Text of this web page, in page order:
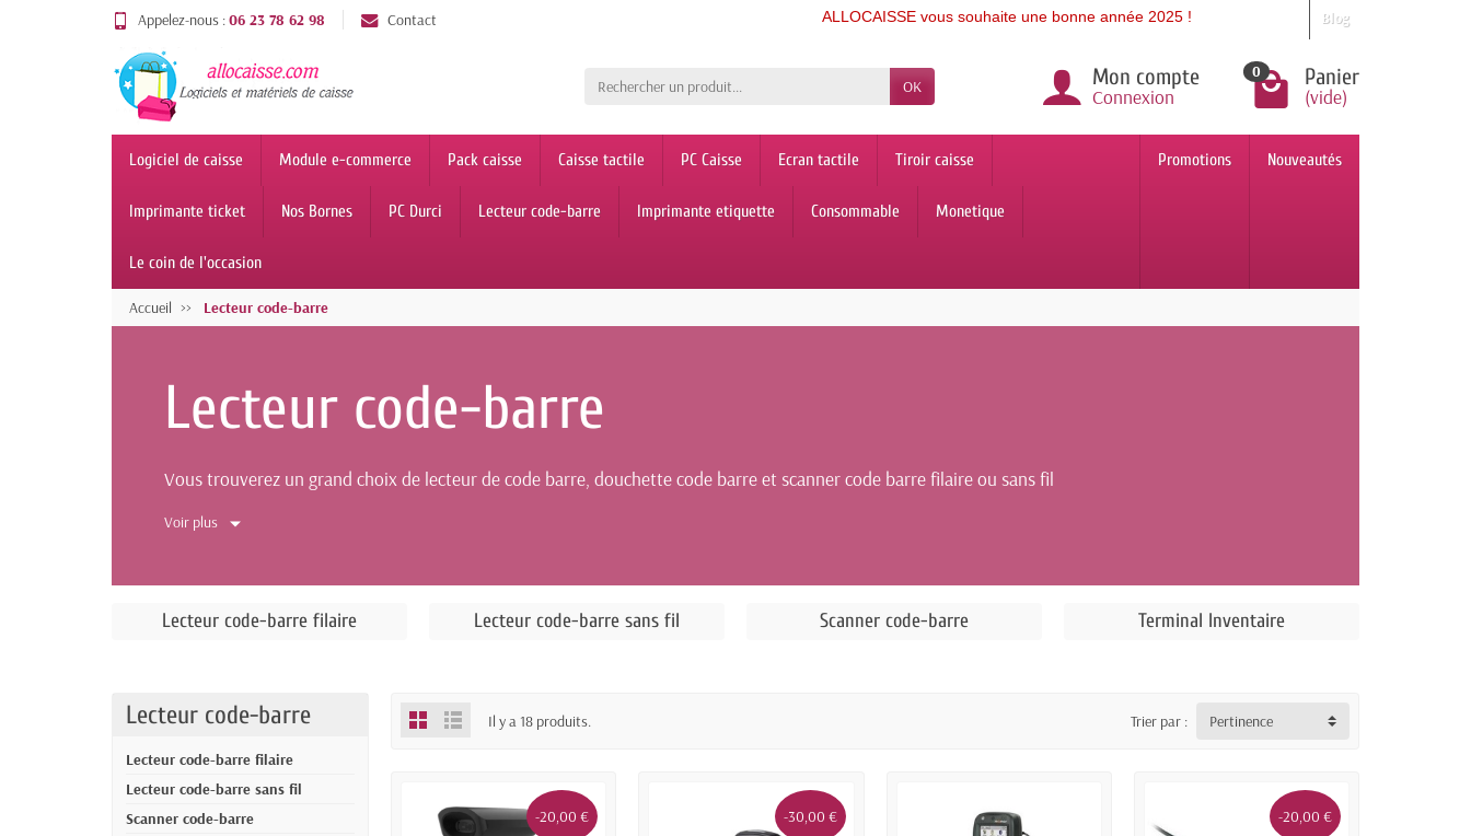
Appelez-nous :06 23 78 62 98 Contact Blog
OK Mon compte
Connexion
0 Panier
(vide)
ALLOCAISSE vous souhaite une bonne année 2025 !
Logiciel de caisse Module e-commerce Pack caisse Caisse tactile PC Caisse Ecran tactile Tiroir caisse
Imprimante ticket Nos Bornes PC Durci Lecteur code-barre Imprimante etiquette Consommable Monetique
Le coin de l'occasion
Promotions Nouveautés
Accueil Lecteur code-barre
Lecteur code-barre
Vous trouverez un grand choix de lecteur de code barre, douchette code barre et scanner code barre filaire ou sans fil
Voir plus
Lecteur code-barre filaire Lecteur code-barre sans fil Scanner code-barre Terminal Inventaire
Lecteur code-barre
Lecteur code-barre filaire
Lecteur code-barre sans fil
Scanner code-barre
Il y a 18 produits. Trier par : Pertinence
-20,00 € -30,00 € -20,00 €